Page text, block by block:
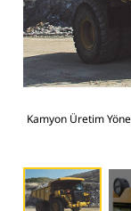
Kamyon Üretim